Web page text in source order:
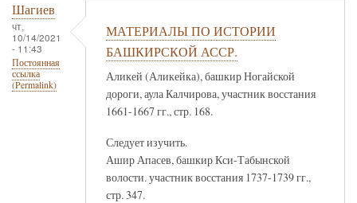
Шагиев
чт,
10/14/2021
- 11:43
Постоянная
ссылка
(Permalink)
МАТЕРИАЛЫ ПО ИСТОРИИ
БАШКИРСКОЙ АССР.
Аликей (Аликейка), башкир Ногайской
дороги, аула Калчирова, участник восстания
1661-1667 гг., стр. 168.
Следует изучить.
Ашир Апасев, башкир Кси-Табынской
волости. участник восстания 1737-1739 гг.,
стр. 347.